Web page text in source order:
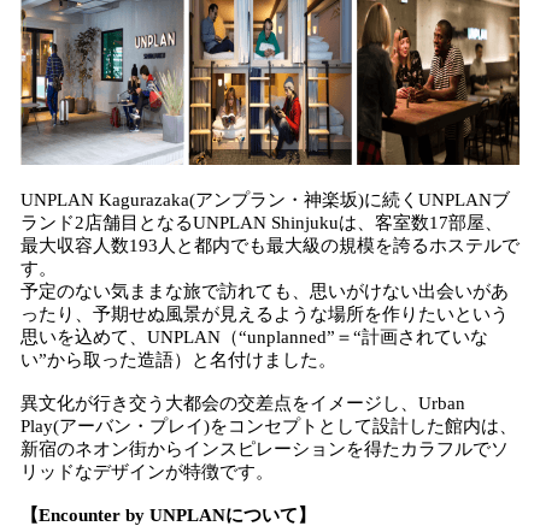
UNPLAN Kagurazaka(アンプラン・神楽坂)に続くUNPLANブ
ランド2店舗目となるUNPLAN Shinjukuは、客室数17部屋、
最大収容人数193人と都内でも最大級の規模を誇るホステルで
す。
予定のない気ままな旅で訪れても、思いがけない出会いがあ
ったり、予期せぬ風景が見えるような場所を作りたいという
思いを込めて、UNPLAN（“unplanned”＝“計画されていな
い”から取った造語）と名付けました。
異文化が行き交う大都会の交差点をイメージし、Urban
Play(アーバン・プレイ)をコンセプトとして設計した館内は、
新宿のネオン街からインスピレーションを得たカラフルでソ
リッドなデザインが特徴です。
【Encounter by UNPLANについて】